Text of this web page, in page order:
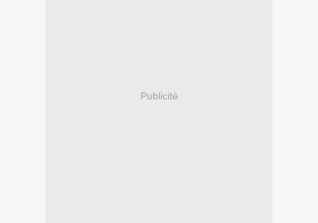
Publicité